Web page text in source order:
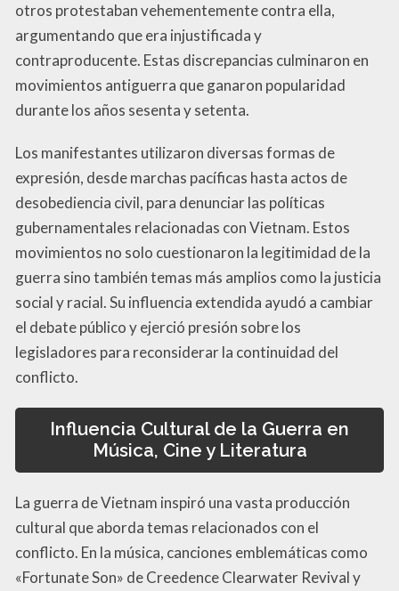
otros protestaban vehementemente contra ella,
argumentando que era injustificada y
contraproducente. Estas discrepancias culminaron en
movimientos antiguerra que ganaron popularidad
durante los años sesenta y setenta.
Los manifestantes utilizaron diversas formas de
expresión, desde marchas pacíficas hasta actos de
desobediencia civil, para denunciar las políticas
gubernamentales relacionadas con Vietnam. Estos
movimientos no solo cuestionaron la legitimidad de la
guerra sino también temas más amplios como la justicia
social y racial. Su influencia extendida ayudó a cambiar
el debate público y ejerció presión sobre los
legisladores para reconsiderar la continuidad del
conflicto.
Influencia Cultural de la Guerra en
Música, Cine y Literatura
La guerra de Vietnam inspiró una vasta producción
cultural que aborda temas relacionados con el
conflicto. En la música, canciones emblemáticas como
«Fortunate Son» de Creedence Clearwater Revival y